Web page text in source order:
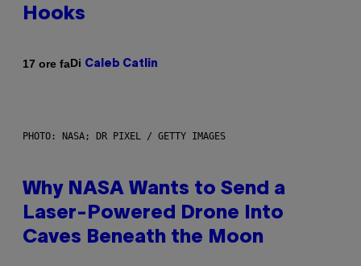
Hooks
17 ore faDi Caleb Catlin
PHOTO: NASA; DR PIXEL / GETTY IMAGES
Why NASA Wants to Send a
Laser-Powered Drone Into
Caves Beneath the Moon